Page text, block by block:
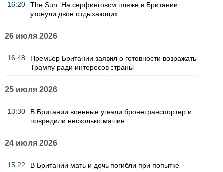
16:20
The Sun: На серфинговом пляже в Британии
утонули двое отдыхающих
26 июля 2026
16:48
Премьер Британии заявил о готовности возражать
Трампу ради интересов страны
25 июля 2026
13:30
В Британии военные угнали бронетранспортер и
повредили несколько машин
24 июля 2026
15:22
В Британии мать и дочь погибли при попытке